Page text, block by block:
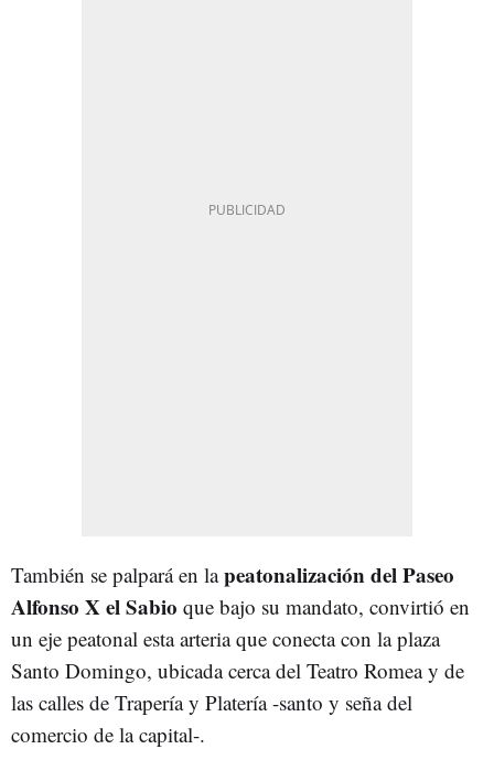
También se palpará en lapeatonalización del Paseo
Alfonso X el Sabio que bajo su mandato, convirtió en
un eje peatonal esta arteria que conecta con la plaza
Santo Domingo, ubicada cerca del Teatro Romea y de
las calles de Trapería y Platería -santo y seña del
comercio de la capital-.